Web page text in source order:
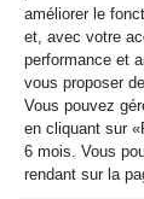
service-